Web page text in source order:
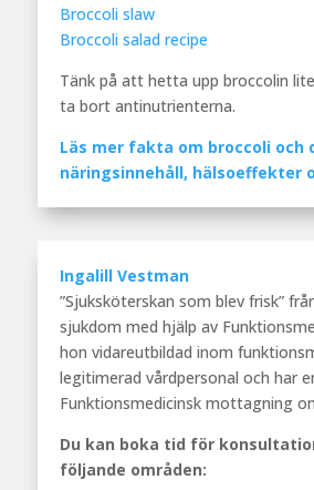
Broccoli slaw
Broccoli salad recipe
Tänk på att hetta upp broccolin
ta bort antinutrienterna.
Läs mer fakta om broccoli och
näringsinnehåll, hälsoeffekter
Ingalill Vestman
”Sjuksköterskan som blev frisk”
sjukdom med hjälp av
hon vidareutbildad inom
legitimerad vårdpersonal och har
Funktionsmedicinsk mottagning
Du kan boka tid för
följande områden: